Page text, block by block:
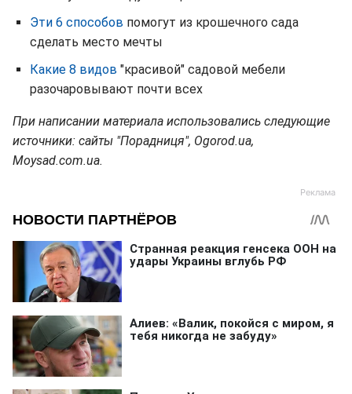
Эти 6 способов помогут из крошечного сада
сделать место мечты
Какие 8 видов "красивой" садовой мебели
разочаровывают почти всех
При написании материала использовались следующие
источники: сайты "Порадниця", Ogorod.ua,
Moysad.com.ua.